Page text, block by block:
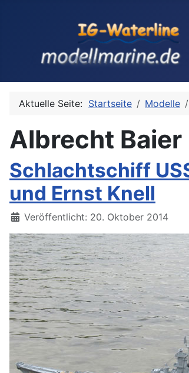
Aktuelle Seite: Startseite Modelle
Albrecht Baier
Schlachtschiff
und Ernst Knell
Details
Veröffentlicht: 20. Oktober 2014